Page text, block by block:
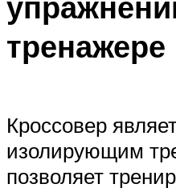
тренажере
Кроссовер
изолирующим
позволяет